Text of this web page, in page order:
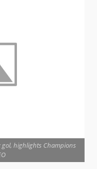
gol, highlights Champions